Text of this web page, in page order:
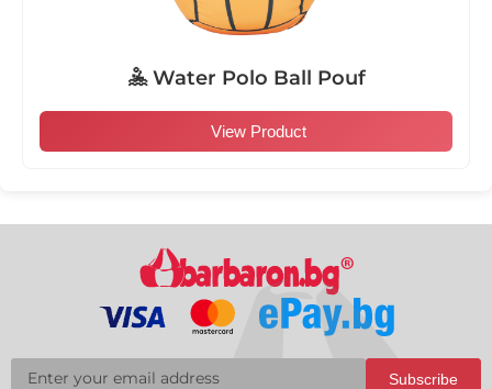
🤽 Water Polo Ball Pouf
View Product
Subscribe